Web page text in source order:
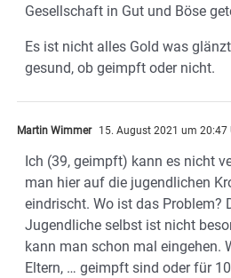
Gesellschaft in Gut und Böse
Es ist nicht alles Gold was
gesund, ob geimpft oder nicht.
Martin Wimmer 15. August 2021 um 20:47
Ich (39, geimpft) kann es nicht
man hier auf die jugendlichen
eindrischt. Wo ist das Problem?
Jugendliche selbst ist nicht
kann man schon mal eingehen.
Eltern, … geimpft sind oder für